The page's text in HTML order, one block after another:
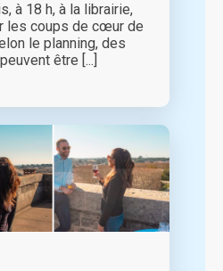
à 18 h, à la librairie,
les coups de cœur de
le planning, des
être [...]